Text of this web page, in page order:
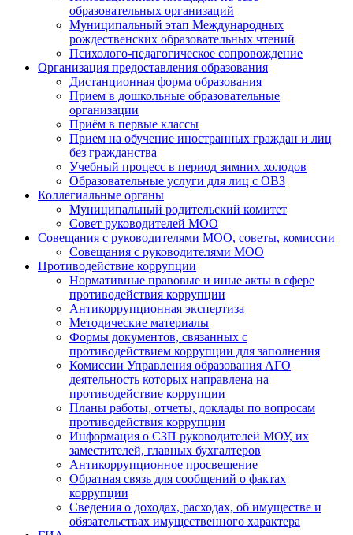
образовательных организаций
Муниципальный этап Международных
рождественских образовательных чтений
Психолого-педагогическое сопровождение
Организация предоставления образования
Дистанционная форма образования
Прием в дошкольные образовательные
организации
Приём в первые классы
Прием на обучение иностранных граждан и лиц
без гражданства
Учебный процесс в период зимних холодов
Образовательные услуги для лиц с ОВЗ
Коллегиальные органы
Муниципальный родительский комитет
Совет руководителей МОО
Совещания с руководителями МОО, советы, комиссии
Совещания с руководителями МОО
Противодействие коррупции
Нормативные правовые и иные акты в сфере
противодействия коррупции
Антикоррупционная экспертиза
Методические материалы
Формы документов, связанных с
противодействием коррупции для заполнения
Комиссии Управления образования АГО
деятельность которых направлена на
противодействие коррупции
Планы работы, отчеты, доклады по вопросам
противодействия коррупции
Информация о СЗП руководителей МОУ, их
заместителей, главных бухгалтеров
Антикоррупционное просвещение
Обратная связь для сообщений о фактах
коррупции
Сведения о доходах, расходах, об имуществе и
обязательствах имущественного характера